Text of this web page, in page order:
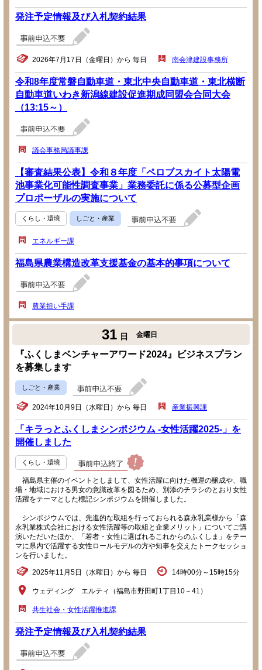
発注予定情報及び入札契約結果
2026年7月17日（金曜日）から 毎日 南会津建設事務所
令和8年度常磐自動車道・東北中央自動車道・東北横断
自動車道いわき新潟線建設促進期成同盟会合同大会
（13:15～）
議会事務局議事課
【審査結果公表】令和８年度「ペロブスカイト太陽電
池事業化可能性調査事業」業務委託に係る公募型企画
プロポーザルの実施について
くらし・環境 しごと・産業
エネルギー課
福島県農業構造改革支援基金の基本的事項について
農業担い手課
31 日 金曜日
『ふくしまベンチャーアワード2024』ビジネスプラン
を募集します
しごと・産業
2024年10月9日（水曜日）から 毎日 産業振興課
「キラっとふくしまシンポジウム -女性活躍2025-」を
開催しました
くらし・環境
福島県主催のイベントとしまして、女性活躍に向けた機運の醸成や、職
場・地域における男女の意識改革を図るため、別添のチラシのとおり女性
活躍をテーマとした標記シンポジウムを開催しました。
シンポジウムでは、先進的な取組を行っておられる森永乳業様から「森
永乳業株式会社における女性活躍等の取組と企業メリット」についてご講
演いただいたほか、「若者・女性に選ばれるこれからのふくしま」をテー
マに県内で活躍する女性ロールモデルの方や知事を交えたトークセッショ
ンを行いました。
2025年11月5日（水曜日）から 毎日 14時00分～15時15分
ウェディング エルティ（福島市野田町1丁目10－41）
共生社会・女性活躍推進課
発注予定情報及び入札契約結果